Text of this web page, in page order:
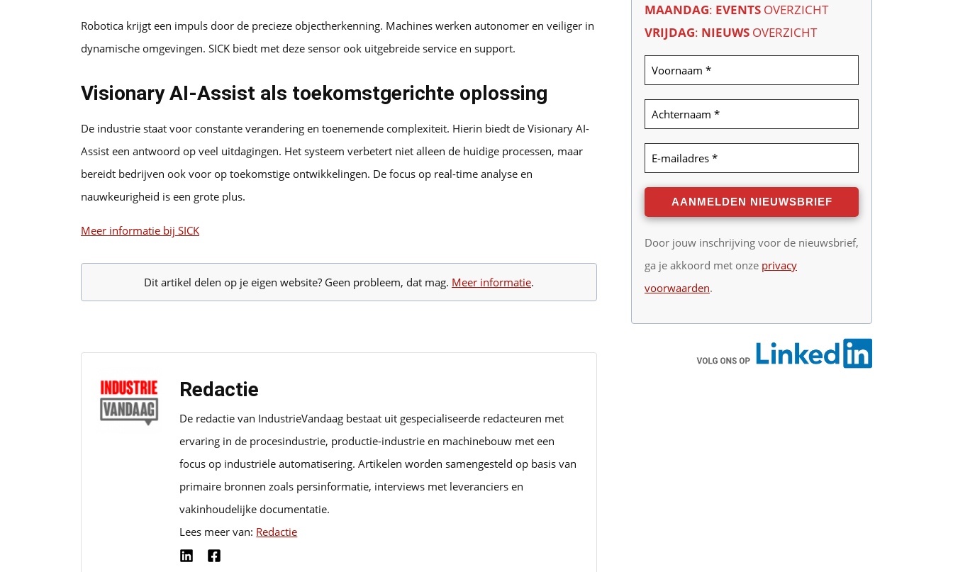
Robotica krijgt een impuls door de precieze objectherkenning. Machines werken autonomer en veiliger in
dynamische omgevingen. SICK biedt met deze sensor ook uitgebreide service en support.
Visionary AI-Assist als toekomstgerichte oplossing
De industrie staat voor constante verandering en toenemende complexiteit. Hierin biedt de Visionary AI-
Assist een antwoord op veel uitdagingen. Het systeem verbetert niet alleen de huidige processen, maar
bereidt bedrijven ook voor op toekomstige ontwikkelingen. De focus op real-time analyse en
nauwkeurigheid is een grote plus.
Meer informatie bij SICK
Dit artikel delen op je eigen website? Geen probleem, dat mag. Meer informatie.
Redactie
De redactie van IndustrieVandaag bestaat uit gespecialiseerde redacteuren met
ervaring in de procesindustrie, productie-industrie en machinebouw met een
focus op industriële automatisering. Artikelen worden samengesteld op basis van
primaire bronnen zoals persinformatie, interviews met leveranciers en
vakinhoudelijke documentatie.
Lees meer van: Redactie
MAANDAG: EVENTS OVERZICHT
VRIJDAG: NIEUWS OVERZICHT
Door jouw inschrijving voor de nieuwsbrief,
ga je akkoord met onze privacy
voorwaarden.